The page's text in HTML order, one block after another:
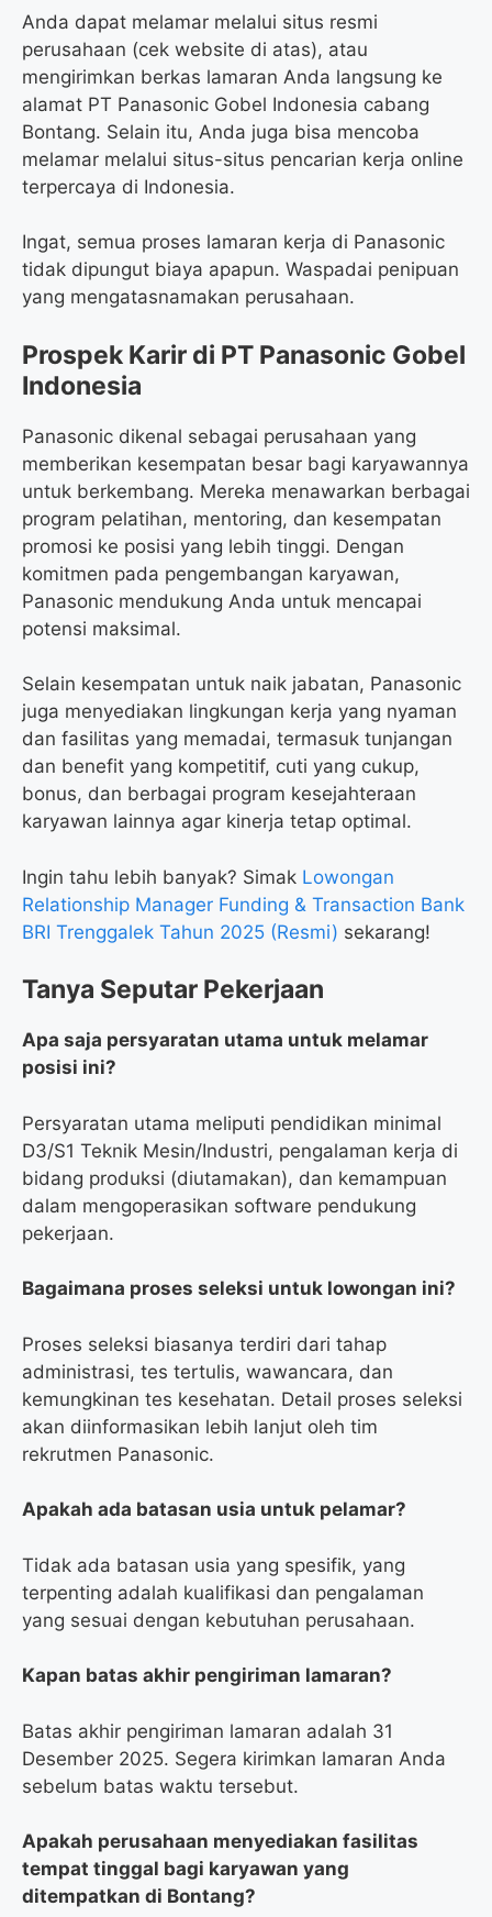
Anda dapat melamar melalui situs resmi
perusahaan (cek website di atas), atau
mengirimkan berkas lamaran Anda langsung ke
alamat PT Panasonic Gobel Indonesia cabang
Bontang. Selain itu, Anda juga bisa mencoba
melamar melalui situs-situs pencarian kerja online
terpercaya di Indonesia.
Ingat, semua proses lamaran kerja di Panasonic
tidak dipungut biaya apapun. Waspadai penipuan
yang mengatasnamakan perusahaan.
Prospek Karir di PT Panasonic Gobel
Indonesia
Panasonic dikenal sebagai perusahaan yang
memberikan kesempatan besar bagi karyawannya
untuk berkembang. Mereka menawarkan berbagai
program pelatihan, mentoring, dan kesempatan
promosi ke posisi yang lebih tinggi. Dengan
komitmen pada pengembangan karyawan,
Panasonic mendukung Anda untuk mencapai
potensi maksimal.
Selain kesempatan untuk naik jabatan, Panasonic
juga menyediakan lingkungan kerja yang nyaman
dan fasilitas yang memadai, termasuk tunjangan
dan benefit yang kompetitif, cuti yang cukup,
bonus, dan berbagai program kesejahteraan
karyawan lainnya agar kinerja tetap optimal.
Ingin tahu lebih banyak? Simak Lowongan
Relationship Manager Funding & Transaction Bank
BRI Trenggalek Tahun 2025 (Resmi) sekarang!
Tanya Seputar Pekerjaan
Apa saja persyaratan utama untuk melamar
posisi ini?
Persyaratan utama meliputi pendidikan minimal
D3/S1 Teknik Mesin/Industri, pengalaman kerja di
bidang produksi (diutamakan), dan kemampuan
dalam mengoperasikan software pendukung
pekerjaan.
Bagaimana proses seleksi untuk lowongan ini?
Proses seleksi biasanya terdiri dari tahap
administrasi, tes tertulis, wawancara, dan
kemungkinan tes kesehatan. Detail proses seleksi
akan diinformasikan lebih lanjut oleh tim
rekrutmen Panasonic.
Apakah ada batasan usia untuk pelamar?
Tidak ada batasan usia yang spesifik, yang
terpenting adalah kualifikasi dan pengalaman
yang sesuai dengan kebutuhan perusahaan.
Kapan batas akhir pengiriman lamaran?
Batas akhir pengiriman lamaran adalah 31
Desember 2025. Segera kirimkan lamaran Anda
sebelum batas waktu tersebut.
Apakah perusahaan menyediakan fasilitas
tempat tinggal bagi karyawan yang
ditempatkan di Bontang?